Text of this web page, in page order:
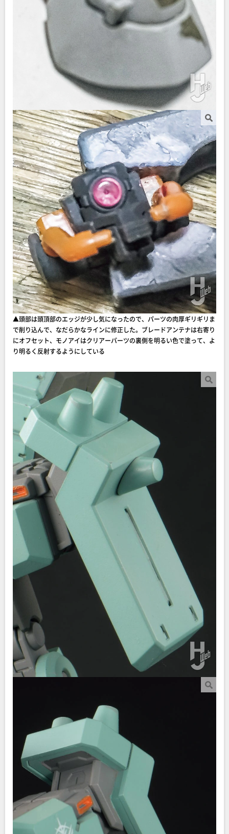
▲頭部は頭頂部のエッジが少し気になったので、パーツの肉厚ギリギリま
で削り込んで、なだらかなラインに修正した。ブレードアンテナは右寄り
にオフセット、モノアイはクリアーパーツの裏側を明るい色で塗って、よ
り明るく反射するようにしている